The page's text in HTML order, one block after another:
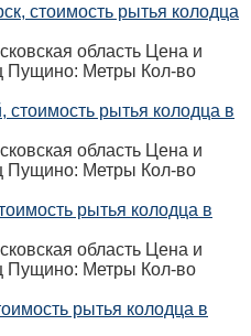
стоимость рытья колодца
область Цена и
Пущино: Метры Кол-во
рытья колодца в
область Цена и
Пущино: Метры Кол-во
рытья колодца в
область Цена и
Пущино: Метры Кол-во
рытья колодца в